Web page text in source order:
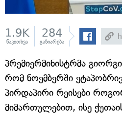
1.9K
წაკითხვა
284
გაზიარება
პრემიერმინისტრმა
რომ ნოემბერში
პირდაპირი რეისები
მიმართულებით, ისე